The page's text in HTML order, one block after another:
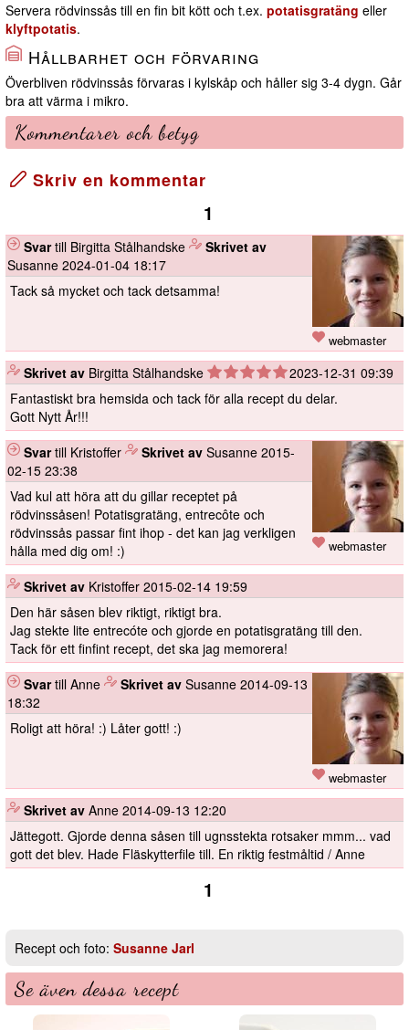
Servera rödvinssås till en fin bit kött och t.ex. potatisgratäng eller
klyftpotatis.
Hållbarhet och förvaring
Överbliven rödvinssås förvaras i kylskåp och håller sig 3-4 dygn. Går
bra att värma i mikro.
Kommentarer och betyg
Skriv en kommentar
1
webmaster
Svartill Birgitta Stålhandske
Skrivet av
Susanne 2024-01-04 18:17
Tack så mycket och tack detsamma!
Skrivet av Birgitta Stålhandske
2023-12-31 09:39
Fantastiskt bra hemsida och tack för alla recept du delar.
Gott Nytt År!!!
webmaster
Svartill Kristoffer Skrivet av Susanne 2015-
02-15 23:38
Vad kul att höra att du gillar receptet på
rödvinssåsen! Potatisgratäng, entrecôte och
rödvinssås passar fint ihop - det kan jag verkligen
hålla med dig om! :)
Skrivet av Kristoffer 2015-02-14 19:59
Den här såsen blev riktigt, riktigt bra.
Jag stekte lite entrecóte och gjorde en potatisgratäng till den.
Tack för ett finfint recept, det ska jag memorera!
webmaster
Svartill Anne Skrivet av Susanne 2014-09-13
18:32
Roligt att höra! :) Låter gott! :)
Skrivet av Anne 2014-09-13 12:20
Jättegott. Gjorde denna såsen till ugnsstekta rotsaker mmm... vad
gott det blev. Hade Fläskytterfile till. En riktig festmåltid / Anne
1
Recept och foto: Susanne Jarl
Se även dessa recept